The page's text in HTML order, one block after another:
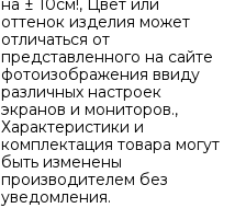
на ± 10см!, Цвет или
оттенок изделия может
отличаться от
представленного на сайте
фотоизображения ввиду
различных настроек
экранов и мониторов.,
Характеристики и
комплектация товара могут
быть изменены
производителем без
уведомления.